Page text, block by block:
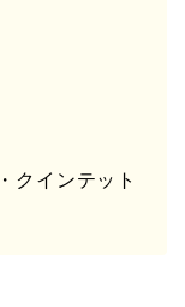
クインテット